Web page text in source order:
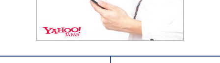
長崎県 熊本県
鹿児島県 沖縄県
教育ジャーナリストが徹底解説！ 大学受験の羅